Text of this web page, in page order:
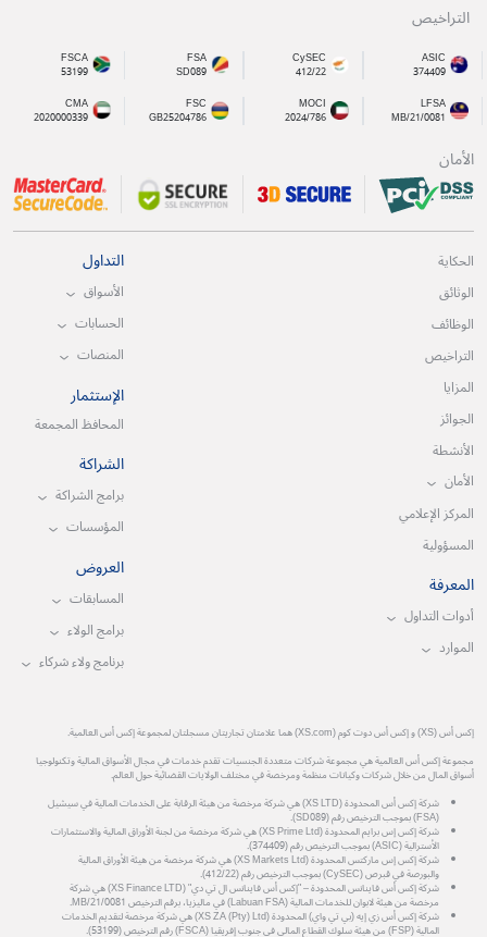
التراخيص
ASIC
374409
CySEC
412/22
FSA
SD089
FSCA
53199
LFSA
MB/21/0081
MOCI
2024/786
FSC
GB25204786
CMA
2020000339
الأمان
الحكاية
الوثائق
الوظائف
التراخيص
المزايا
الجوائز
الأنشطة
الأمان
المركز الإعلامي
المسؤولية
المعرفة
أدوات التداول
الموارد
التداول
الأسواق
الحسابات
المنصات
الإستثمار
المحافظ المجمعة
الشراكة
برامج الشراكة
المؤسسات
العروض
المسابقات
برامج الولاء
برنامج ولاء شركاء
إكس أس (XS) و إكس أس دوت كوم (XS.com) هما علامتان تجاريتان مسجلتان لمجموعة إكس أس العالمية.
مجموعة إكس أس العالمية هي مجموعة شركات متعددة الجنسيات تقدم خدمات في مجال الأسواق المالية وتكنولوجيا
أسواق المال من خلال شركات وكيانات منظمة ومرخصة في مختلف الولايات القضائية حول العالم.
شركة إكس أس المحدودة (XS LTD) هي شركة مرخصة من هيئة الرقابة على الخدمات المالية في سيشيل
(FSA) بموجب الترخيص رقم (SD089).
شركة إكس إس برايم المحدودة (XS Prime Ltd) هي شركة مرخصة من لجنة الأوراق المالية والاستثمارات
الأسترالية (ASIC) بموجب الترخيص رقم (374409).
شركة إكس إس ماركتس المحدودة (XS Markets Ltd) هي شركة مرخصة من هيئة الأوراق المالية
والبورصة في قبرص (CySEC) بموجب الترخيص رقم (412/22).
شركة إكس أس فاينانس المحدودة – "إكس أس فاينانس ال تي دي" (XS Finance LTD) هي شركة
مرخصة من هيئة لابوان للخدمات المالية (Labuan FSA) في ماليزيا، برقم الترخيص MB/21/0081.
شركة إكس أس زي إيه (بي تي واي) المحدودة (XS ZA (Pty) Ltd) هي شركة مرخصة لتقديم الخدمات
المالية (FSP) من هيئة سلوك القطاع المالي في جنوب إفريقيا (FSCA) رقم الترخيص (53199).